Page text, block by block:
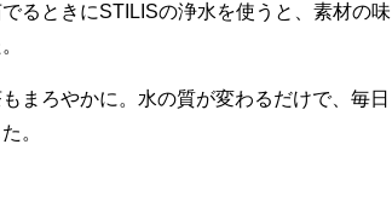
るときにSTILISの浄水を使うと、素材の味
まろやかに。水の質が変わるだけで、毎日
。